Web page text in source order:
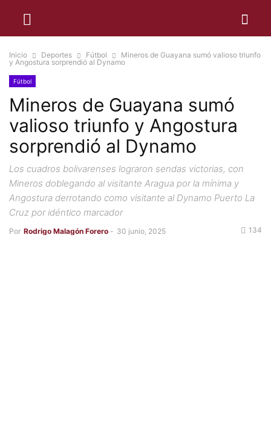
Inicio Deportes Fútbol
Mineros de Guayana sumó valioso triunfo
y Angostura sorprendió al Dynamo
Fútbol
Mineros de Guayana sumó
valioso triunfo y Angostura
sorprendió al Dynamo
Los cuadros bolivarenses lograron sendas victorias, con
Mineros doblegando al visitante Aragua por la mínima y
Angostura derrotando como visitante al Dynamo Puerto La
Cruz por idéntico marcador
Por Rodrigo Malagón Forero - 30 junio, 2025 134